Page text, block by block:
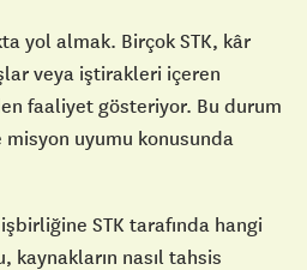
yol almak. Birçok STK, kâr
veya iştirakleri içeren
faaliyet gösteriyor. Bu durum
misyon uyumu konusunda
STK tarafında hangi
kaynakların nasıl tahsis